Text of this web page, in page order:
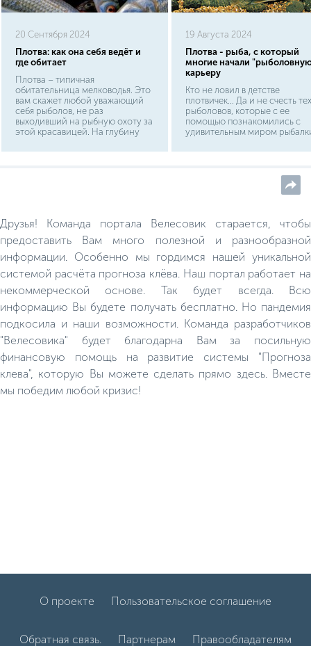
20 Сентября 2024
Плотва: как она себя ведёт и
где обитает
Плотва – типичная
обитательница мелководья. Это
вам скажет любой уважающий
себя рыболов, не раз
выходивший на рыбную охоту за
этой красавицей. На глубину
на бровки русла, где достаточно
касается улова летнего или
весеннего?
19 Августа 2024
Плотва - рыба, с который
многие начали
карьеру
Кто не ловил в детстве
плотвичек... Да и не счесть тех
рыболовов, которые с ее
помощью познакомились с
удивительным миром
называется по-своему (чебак,
формируются ложные
ее разных видах. Плотва -
плавникам и оранжевой
радужке. Спина конечно же
темная. Нельзя не отметить
крупные выразительные
чешуйки, плотно
тельцу.
Друзья! Команда портала Велесовик старается, чтобы
предоставить Вам много полезной и разнообразной
информации. Особенно мы гордимся нашей уникальной
системой расчёта прогноза клёва. Наш портал работает на
некоммерческой основе. Так будет всегда. Всю
информацию Вы будете получать бесплатно. Но пандемия
подкосила и наши возможности. Команда разработчиков
"Велесовика" будет благодарна Вам за посильную
финансовую помощь на развитие системы "Прогноза
клева", которую Вы можете сделать прямо здесь. Вместе
мы победим любой кризис!
О проекте Пользовательское соглашение
Обратная связь. Партнерам Правообладателям